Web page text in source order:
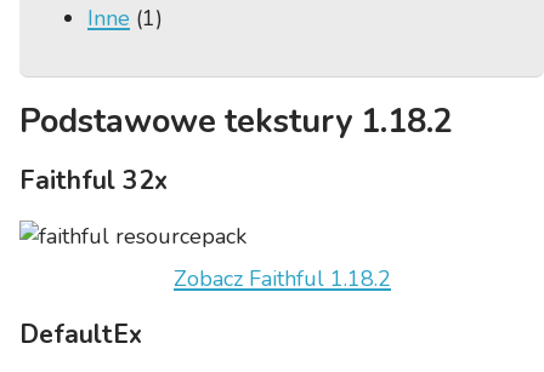
Inne (1)
Podstawowe tekstury 1.18.2
Faithful 32x
Zobacz Faithful 1.18.2
DefaultEx